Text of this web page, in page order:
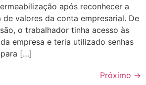
após reconhecer a
valores da conta empresarial. De
o trabalhador tinha acesso às
empresa e teria utilizado senhas
[…]
Próximo →